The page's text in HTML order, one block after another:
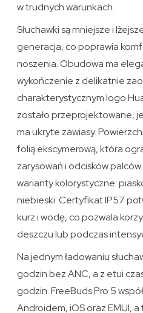
w trudnych warunkach.
Słuchawki są mniejsze i
generacja, co poprawia
noszenia. Obudowa ma
wykończenie z delikatnie
charakterystycznym logo
zostało przeprojektowane,
ma ukryte zawiasy.
folią ekscymerową, która
zarysowań i odcisków
warianty kolorystyczne:
niebieski. Certyfikat IP57
kurz i wodę, co pozwala
deszczu lub podczas
Na jednym ładowaniu
godzin bez ANC, a z etui
godzin. FreeBuds Pro 5
Androidem, iOS oraz EMUI,